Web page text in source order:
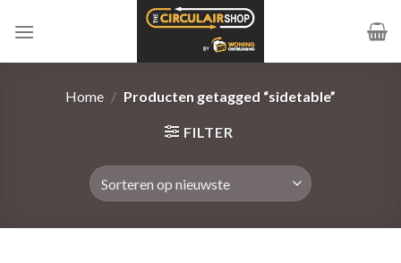
naar
Home / Producten getagged “sidetable”
FILTER